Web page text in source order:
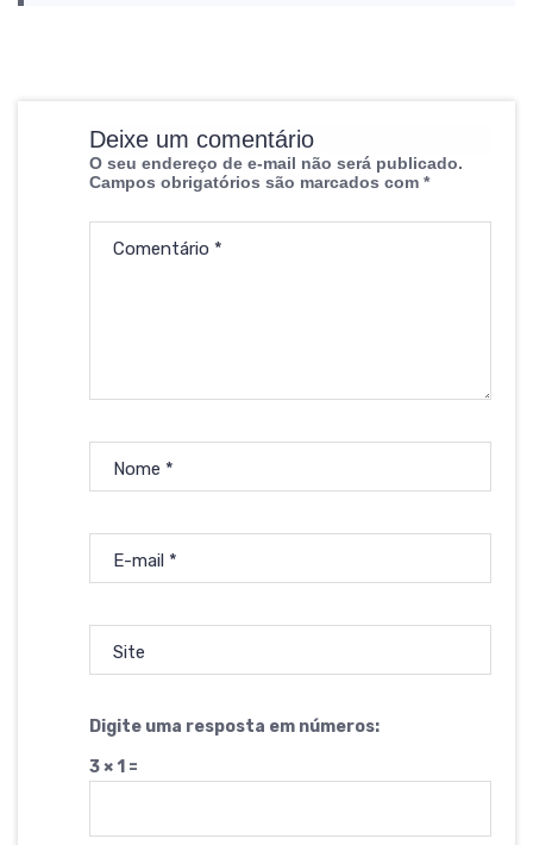
Deixe um comentário
O seu endereço de e-mail não será publicado.
Campos obrigatórios são marcados com *
Comentário *
Nome *
E-mail *
Site
Digite uma resposta em números:
3 × 1 =